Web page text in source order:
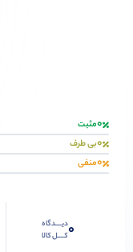
0مثبت
0بی طرف
0منفی
0دیــــدگاه
کــــل کالا